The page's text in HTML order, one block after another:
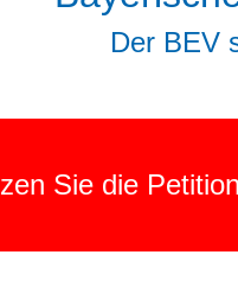
Der BEV
Sie die